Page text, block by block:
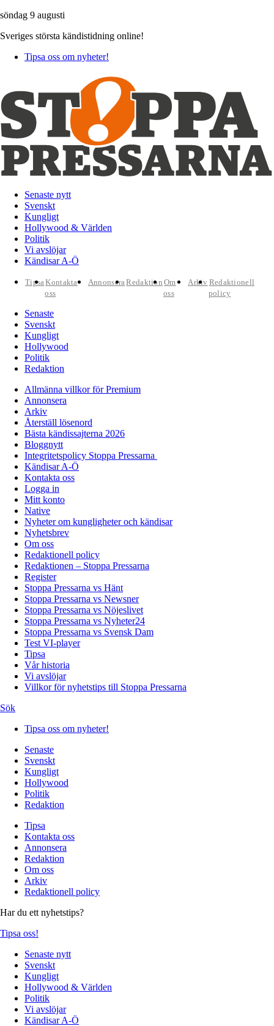
söndag 9 augusti
Sveriges största kändistidning online!
Tipsa oss om nyheter!
Senaste nytt
Svenskt
Kungligt
Hollywood & Världen
Politik
Vi avslöjar
Kändisar A-Ö
TipsaKontakta
oss
AnnonseraRedaktion Om
oss
Arkiv Redaktionell
policy
Senaste
Svenskt
Kungligt
Hollywood
Politik
Redaktion
Allmänna villkor för Premium
Annonsera
Arkiv
Återställ lösenord
Bästa kändissajterna 2026
Bloggnytt
Integritetspolicy Stoppa Pressarna
Kändisar A-Ö
Kontakta oss
Logga in
Mitt konto
Native
Nyheter om kungligheter och kändisar
Nyhetsbrev
Om oss
Redaktionell policy
Redaktionen – Stoppa Pressarna
Register
Stoppa Pressarna vs Hänt
Stoppa Pressarna vs Newsner
Stoppa Pressarna vs Nöjeslivet
Stoppa Pressarna vs Nyheter24
Stoppa Pressarna vs Svensk Dam
Test VI-player
Tipsa
Vår historia
Vi avslöjar
Villkor för nyhetstips till Stoppa Pressarna
Sök
Tipsa oss om nyheter!
Senaste
Svenskt
Kungligt
Hollywood
Politik
Redaktion
Tipsa
Kontakta oss
Annonsera
Redaktion
Om oss
Arkiv
Redaktionell policy
Har du ett nyhetstips?
Tipsa oss!
Senaste nytt
Svenskt
Kungligt
Hollywood & Världen
Politik
Vi avslöjar
Kändisar A-Ö